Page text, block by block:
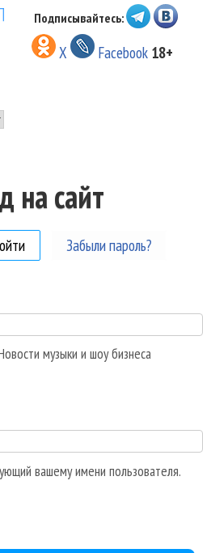
к основному
содержанию
Подписывайтесь:
X Facebook 18+
на сайт
(активная вкладка)
Забыли пароль?
музыки и шоу бизнеса
вашему имени пользователя.